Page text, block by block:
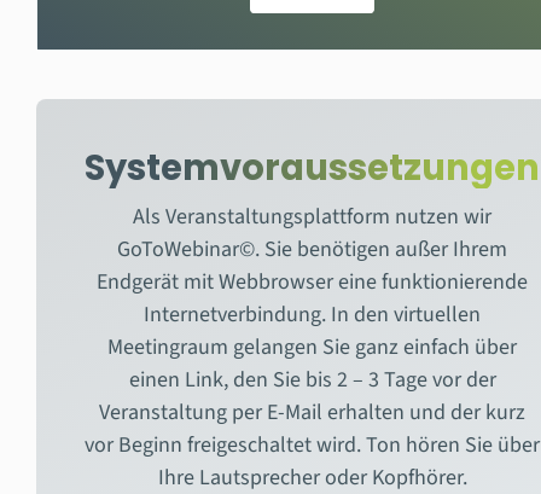
Systemvoraussetzungen
Als Veranstaltungsplattform nutzen wir
GoToWebinar©. Sie benötigen außer Ihrem
Endgerät mit Webbrowser eine funktionierende
Internetverbindung. In den virtuellen
Meetingraum gelangen Sie ganz einfach über
einen Link, den Sie bis 2 – 3 Tage vor der
Veranstaltung per E-Mail erhalten und der kurz
vor Beginn freigeschaltet wird. Ton hören Sie über
Ihre Lautsprecher oder Kopfhörer.